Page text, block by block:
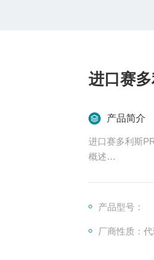
进口赛
产品简介
进口赛多利斯
概述
产品型号：
厂商性质：